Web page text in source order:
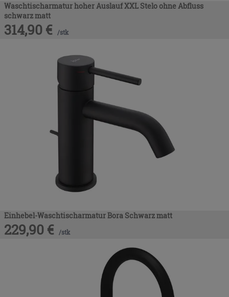
Waschtischarmatur hoher Auslauf XXL Stelo ohne Abfluss
schwarz matt
314,90 € /stk
Einhebel-Waschtischarmatur Bora Schwarz matt
229,90 € /stk